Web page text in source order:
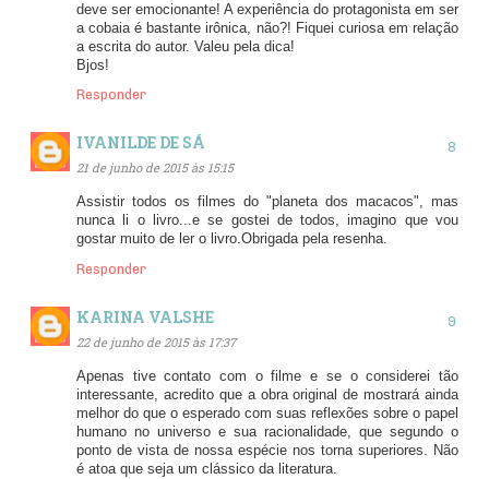
deve ser emocionante! A experiência do protagonista em ser
a cobaia é bastante irônica, não?! Fiquei curiosa em relação
a escrita do autor. Valeu pela dica!
Bjos!
Responder
IVANILDE DE SÁ
21 de junho de 2015 às 15:15
Assistir todos os filmes do "planeta dos macacos", mas
nunca li o livro...e se gostei de todos, imagino que vou
gostar muito de ler o livro.Obrigada pela resenha.
Responder
KARINA VALSHE
22 de junho de 2015 às 17:37
Apenas tive contato com o filme e se o considerei tão
interessante, acredito que a obra original de mostrará ainda
melhor do que o esperado com suas reflexões sobre o papel
humano no universo e sua racionalidade, que segundo o
ponto de vista de nossa espécie nos torna superiores. Não
é atoa que seja um clássico da literatura.